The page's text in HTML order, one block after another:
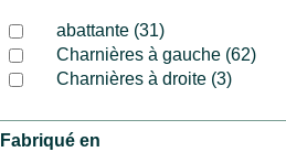
abattante (31)
Charnières à gauche (62)
Charnières à droite (3)
Fabriqué en